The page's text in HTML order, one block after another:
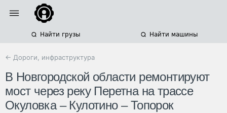
Найти грузы Найти машины
← Дороги, инфраструктура
В Новгородской области ремонтируют
мост через реку Перетна на трассе
Окуловка – Кулотино – Топорок